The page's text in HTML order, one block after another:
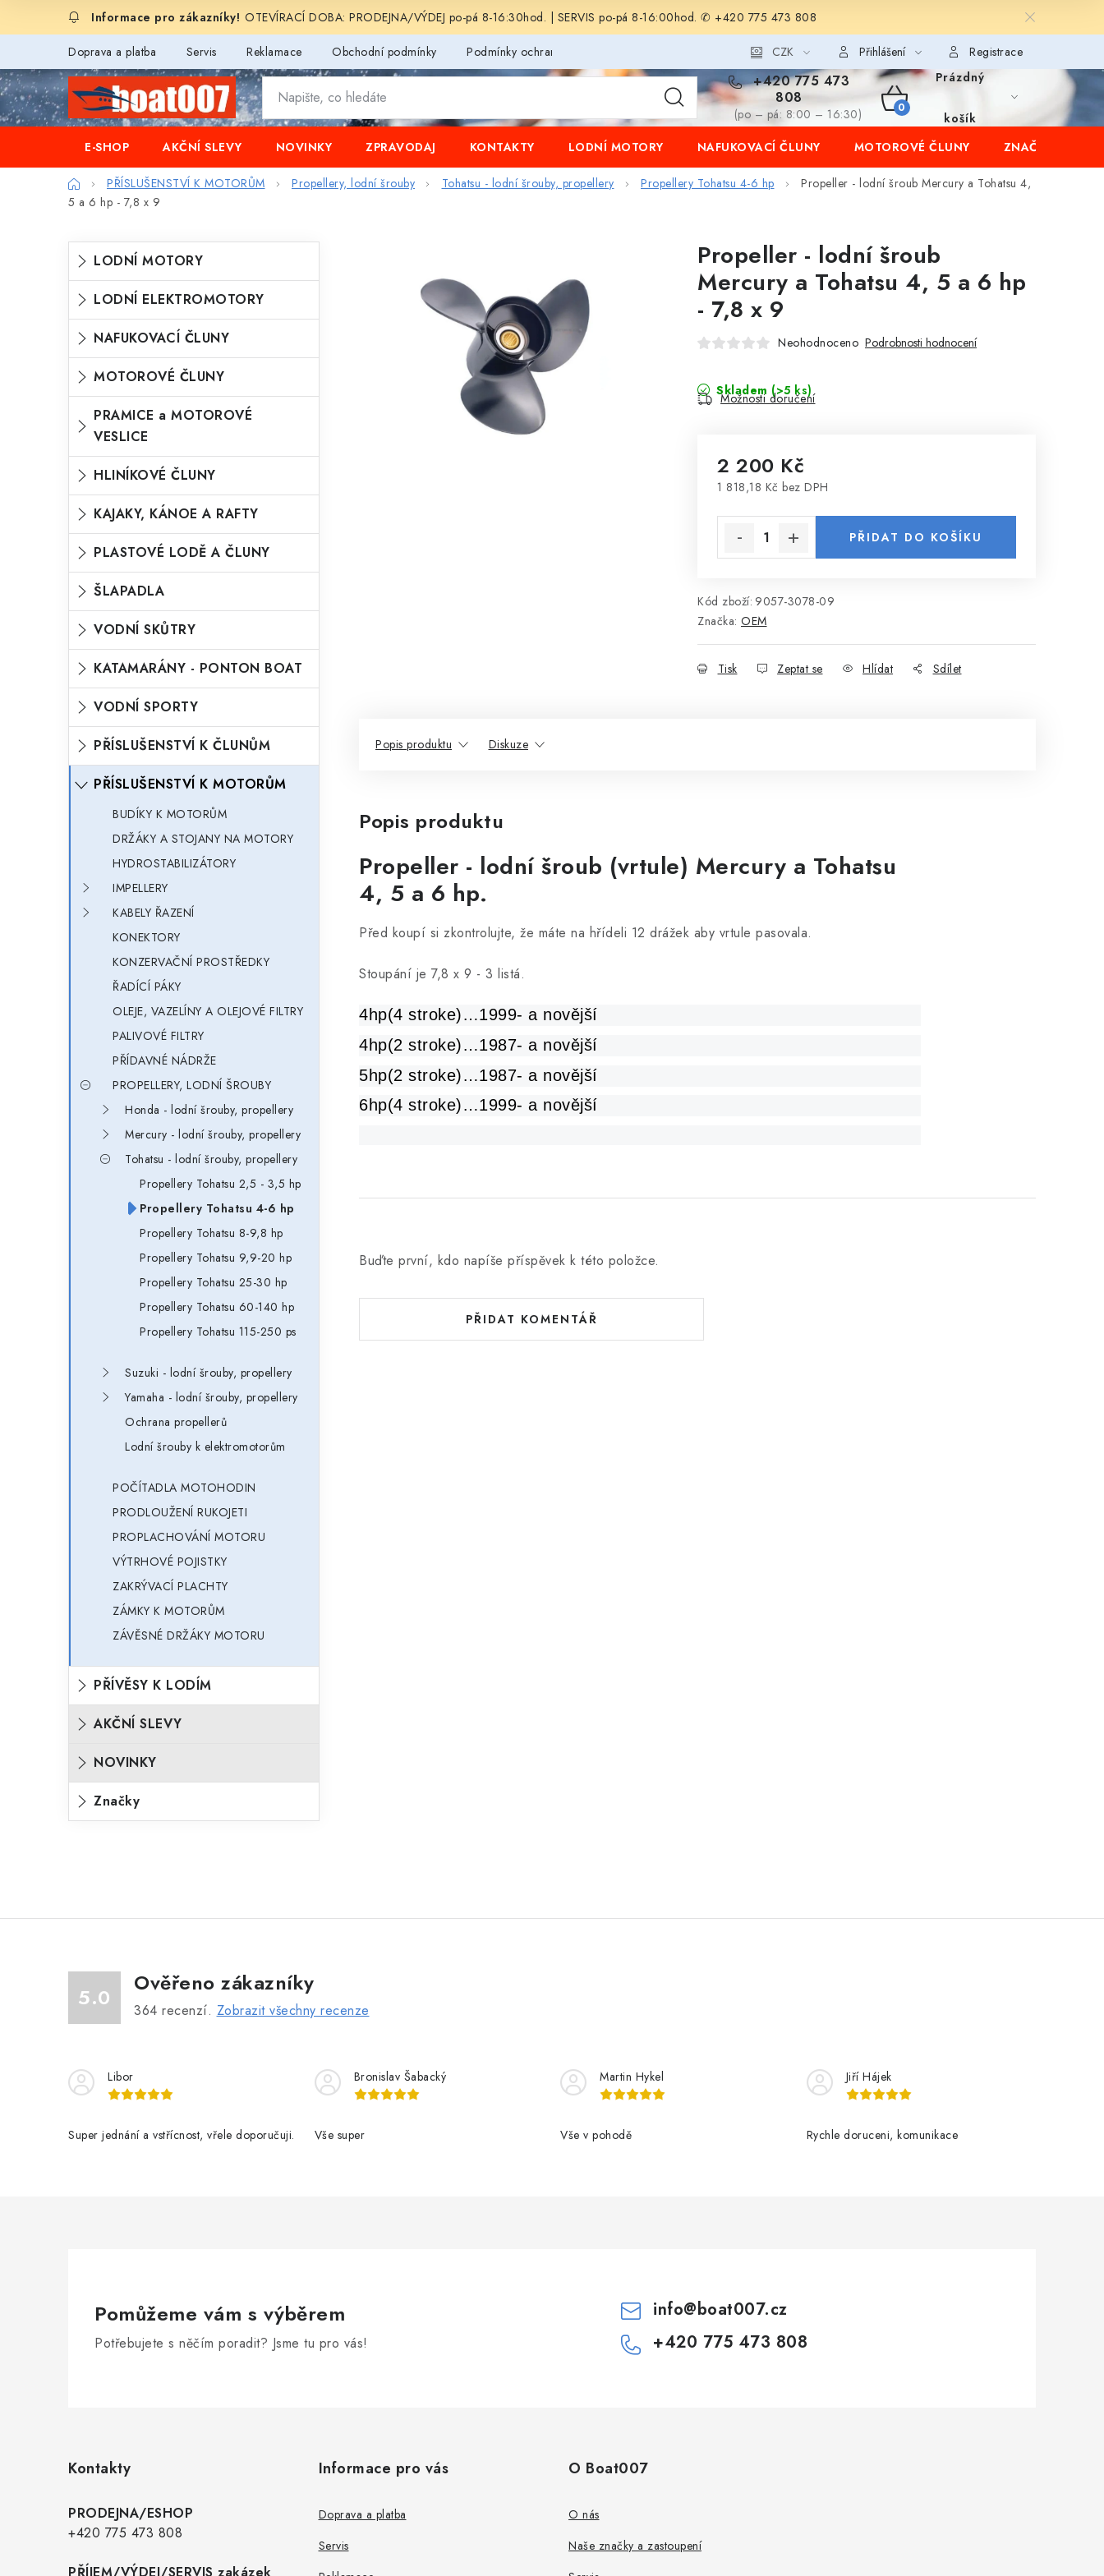
OTEVÍRACÍ DOBA: PRODEJNA/VÝDEJ po-pá 8-16:30hod. | SERVIS po-pá 8-16:00hod. ✆ +420 775 473 808
Doprava a platba Servis Reklamace Obchodní podmínky Podmínky ochrany osobních údajů CZK Přihlášení Registrace
+420 775 473
808
(po – pá: 8:00 – 16:30)
NÁKUPNÍ
KOŠÍK
Prázdný
košík
E-SHOP
AKČNÍ SLEVY NOVINKY ZPRAVODAJ KONTAKTY LODNÍ MOTORY NAFUKOVACÍ ČLUNY MOTOROVÉ ČLUNY ZNAČKY
DomůPŘÍSLUŠENSTVÍ K MOTORŮM Propellery, lodní šrouby Tohatsu - lodní šrouby, propellery Propellery Tohatsu 4-6 hp
Propeller - lodní šroub Mercury a Tohatsu 4,
5 a 6 hp - 7,8 x 9
P
o
t
a
n
n
p
a
n
e
Přeskočit
kategorie
K
a
e
g
o
e
LODNÍ MOTORY
LODNÍ ELEKTROMOTORY
NAFUKOVACÍ ČLUNY
MOTOROVÉ ČLUNY
PRAMICE a MOTOROVÉ
VESLICE
HLINÍKOVÉ ČLUNY
KAJAKY, KÁNOE A RAFTY
PLASTOVÉ LODĚ A ČLUNY
ŠLAPADLA
VODNÍ SKŮTRY
KATAMARÁNY - PONTON BOAT
VODNÍ SPORTY
PŘÍSLUŠENSTVÍ K ČLUNŮM
PŘÍSLUŠENSTVÍ K MOTORŮM
BUDÍKY K MOTORŮM
DRŽÁKY A STOJANY NA MOTORY
HYDROSTABILIZÁTORY
IMPELLERY
KABELY ŘAZENÍ
KONEKTORY
KONZERVAČNÍ PROSTŘEDKY
ŘADÍCÍ PÁKY
OLEJE, VAZELÍNY A OLEJOVÉ FILTRY
PALIVOVÉ FILTRY
PŘÍDAVNÉ NÁDRŽE
PROPELLERY, LODNÍ ŠROUBY
Honda - lodní šrouby, propellery
Mercury - lodní šrouby, propellery
Tohatsu - lodní šrouby, propellery
Propellery Tohatsu 2,5 - 3,5 hp
Propellery Tohatsu 4-6 hp
Propellery Tohatsu 8-9,8 hp
Propellery Tohatsu 9,9-20 hp
Propellery Tohatsu 25-30 hp
Propellery Tohatsu 60-140 hp
Propellery Tohatsu 115-250 ps
Suzuki - lodní šrouby, propellery
Yamaha - lodní šrouby, propellery
Ochrana propellerů
Lodní šrouby k elektromotorům
POČÍTADLA MOTOHODIN
PRODLOUŽENÍ RUKOJETI
PROPLACHOVÁNÍ MOTORU
VÝTRHOVÉ POJISTKY
ZAKRÝVACÍ PLACHTY
ZÁMKY K MOTORŮM
ZÁVĚSNÉ DRŽÁKY MOTORU
PŘÍVĚSY K LODÍM
AKČNÍ SLEVY
NOVINKY
Značky
Propeller - lodní šroub
Mercury a Tohatsu 4, 5 a 6 hp
- 7,8 x 9
Neohodnoceno Podrobnosti hodnocení
Skladem (>5 ks)
Možnosti doručení
2 200 Kč
1 818,18 Kč bez DPH
PŘIDAT DO KOŠÍKU
Kód zboží: 9057-3078-09
Značka: OEM
Tisk Zeptat se Hlídat Sdílet
Popis produktu Diskuze
Popis produktu
Propeller - lodní šroub (vrtule) Mercury a Tohatsu
4, 5 a 6 hp.
Před koupí si zkontrolujte, že máte na hřídeli 12 drážek aby vrtule pasovala.
Stoupání je 7,8 x 9 - 3 listá.
4hp(4 stroke)…1999- a novější
4hp(2 stroke)…1987- a novější
5hp(2 stroke)…1987- a novější
6hp(4 stroke)…1999- a novější
Buďte první, kdo napíše příspěvek k této položce.
PŘIDAT KOMENTÁŘ
5.0
Ověřeno zákazníky
364 recenzí. Zobrazit všechny recenze
Libor
Super jednání a vstřícnost, vřele doporučuji.
Bronislav Šabacký
Vše super
Martin Hykel
Vše v pohodě
Jiří Hájek
Rychle doruceni, komunikace
Pomůžeme vám s výběrem
Potřebujete s něčím poradit? Jsme tu pro vás!
info@boat007.cz
+420 775 473 808
Kontakty
PRODEJNA/ESHOP
+420 775 473 808
PŘÍJEM/VÝDEJ/SERVIS zakázek
Informace pro vás
Doprava a platba
Servis
O Boat007
O nás
Naše značky a zastoupení